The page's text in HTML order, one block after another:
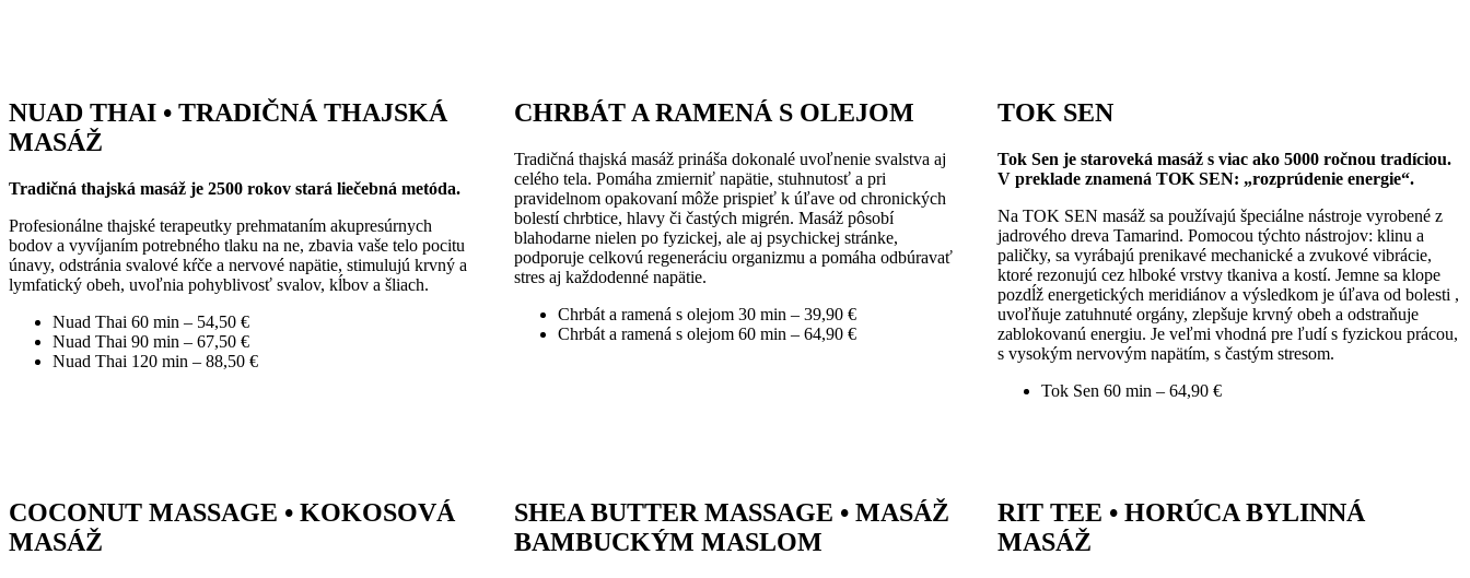
NUAD THAI • TRADIČNÁ THAJSKÁ
MASÁŽ
Tradičná thajská masáž je 2500 rokov stará liečebná metóda.
Profesionálne thajské terapeutky prehmataním akupresúrnych
bodov a vyvíjaním potrebného tlaku na ne, zbavia vaše telo pocitu
únavy, odstránia svalové kŕče a nervové napätie, stimulujú krvný a
lymfatický obeh, uvoľnia pohyblivosť svalov, kĺbov a šliach.
Nuad Thai 60 min – 54,50 €
Nuad Thai 90 min – 67,50 €
Nuad Thai 120 min – 88,50 €
CHRBÁT A RAMENÁ S OLEJOM
Tradičná thajská masáž prináša dokonalé uvoľnenie svalstva aj
celého tela. Pomáha zmierniť napätie, stuhnutosť a pri
pravidelnom opakovaní môže prispieť k úľave od chronických
bolestí chrbtice, hlavy či častých migrén. Masáž pôsobí
blahodarne nielen po fyzickej, ale aj psychickej stránke,
podporuje celkovú regeneráciu organizmu a pomáha odbúravať
stres aj každodenné napätie.
Chrbát a ramená s olejom 30 min – 39,90 €
Chrbát a ramená s olejom 60 min – 64,90 €
TOK SEN
Tok Sen je staroveká masáž s viac ako 5000 ročnou tradíciou.
V preklade znamená TOK SEN: „rozprúdenie energie“.
Na TOK SEN masáž sa používajú špeciálne nástroje vyrobené z
jadrového dreva Tamarind. Pomocou týchto nástrojov: klinu a
paličky, sa vyrábajú prenikavé mechanické a zvukové vibrácie,
ktoré rezonujú cez hlboké vrstvy tkaniva a kostí. Jemne sa klope
pozdĺž energetických meridiánov a výsledkom je úľava od bolesti ,
uvoľňuje zatuhnuté orgány, zlepšuje krvný obeh a odstraňuje
zablokovanú energiu. Je veľmi vhodná pre ľudí s fyzickou prácou,
s vysokým nervovým napätím, s častým stresom.
Tok Sen 60 min – 64,90 €
COCONUT MASSAGE • KOKOSOVÁ
MASÁŽ
SHEA BUTTER MASSAGE • MASÁŽ
BAMBUCKÝM MASLOM
RIT TEE • HORÚCA BYLINNÁ
MASÁŽ